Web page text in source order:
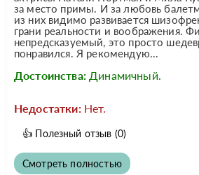
за место примы. И за любовь
из них видимо развивается
грани реальности и воображения.
непредсказуемый, это просто
понравился. Я рекомендую...
Достоинства: Динамичный.
Недостатки: Нет.
👍 Полезный отзыв (0)
Смотреть полностью